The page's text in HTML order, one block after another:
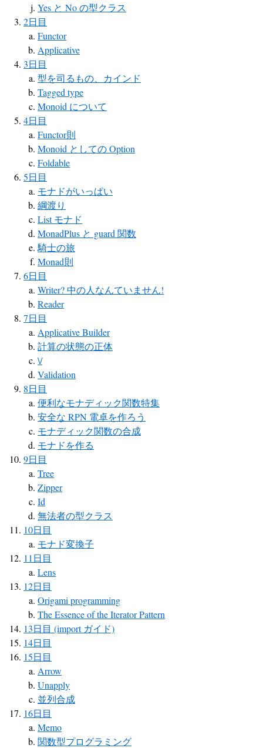
Yes と No の型クラス
2日目
Functor
Applicative
3日目
型を司るもの、カインド
Tagged type
Monoid について
4日目
Functor則
Monoid としての Option
Foldable
5日目
モナドがいっぱい
綱渡り
List モナド
MonadPlus と guard 関数
騎士の旅
Monad則
6日目
Writer? 中の人なんていません!
Reader
7日目
Applicative Builder
計算の状態の正体
\/
Validation
8日目
便利なモナディック関数特集
安全な RPN 電卓を作ろう
モナディック関数の合成
モナドを作る
9日目
Tree
Zipper
Id
無法者の型クラス
10日目
モナド変換子
11日目
Lens
12日目
Origami programming
The Essence of the Iterator Pattern
13日目 (import ガイド)
14日目
15日目
Arrow
Unapply
並列合成
16日目
Memo
関数型プログラミング